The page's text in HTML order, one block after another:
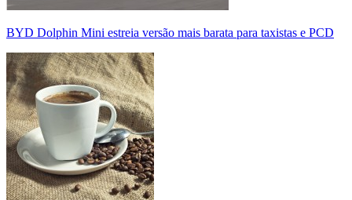
BYD Dolphin Mini estreia versão mais barata para taxistas e PCD